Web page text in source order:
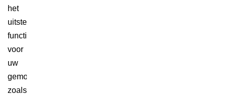
het
uitstekende
functies
voor
uw
gemoedsrust,
zoals